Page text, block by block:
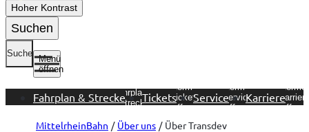
Hoher Kontrast
Suchen
Suche
Menü
öffnen
Fahrplan & StreckeFahrplan &
StreckeTickets
Untermenü
Tickets
öffnen
Service
Untermenü
Service
öffnen
KarriereKarriere
öffnen
MittelrheinBahn Über uns Über Transdev